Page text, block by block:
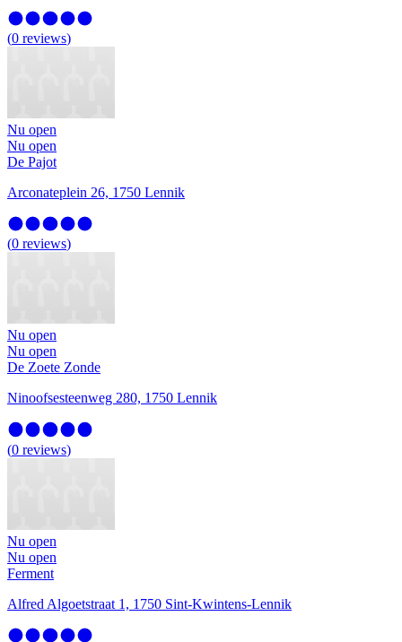
(0 reviews)
Nu open
Nu open
De Pajot
Arconateplein 26, 1750 Lennik
(0 reviews)
Nu open
Nu open
De Zoete Zonde
Ninoofsesteenweg 280, 1750 Lennik
(0 reviews)
Nu open
Nu open
Ferment
Alfred Algoetstraat 1, 1750 Sint-Kwintens-Lennik